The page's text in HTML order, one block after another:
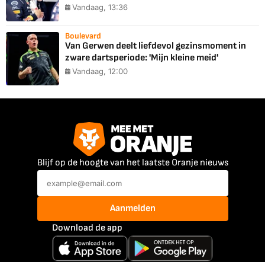
Vandaag, 13:36
Boulevard
Van Gerwen deelt liefdevol gezinsmoment in
zware dartsperiode: 'Mijn kleine meid'
Vandaag, 12:00
Blijf op de hoogte van het laatste Oranje nieuws
Aanmelden
Download de app